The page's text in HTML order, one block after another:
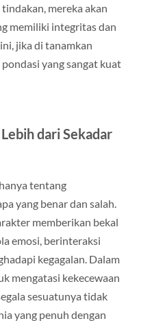
mereka akan
memiliki integritas dan
jika di tanamkan
yang sangat kuat
dari Sekadar
tentang
yang benar dan salah.
memberikan bekal
emosi, berinteraksi
kegagalan. Dalam
mengatasi kekecewaan
sesuatunya tidak
yang penuh dengan